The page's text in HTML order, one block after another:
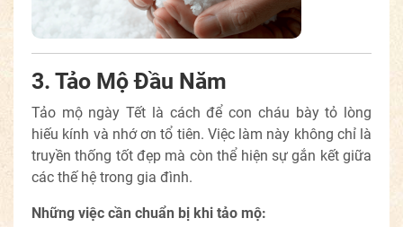
3. Tảo Mộ Đầu Năm
Tảo mộ ngày Tết là cách để con cháu bày tỏ lòng
hiếu kính và nhớ ơn tổ tiên. Việc làm này không chỉ là
truyền thống tốt đẹp mà còn thể hiện sự gắn kết giữa
các thế hệ trong gia đình.
Những việc cần chuẩn bị khi tảo mộ: